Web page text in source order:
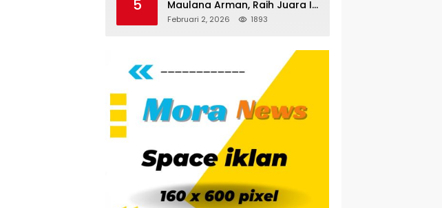
5
Maulana Arman, Raih Juara I
Taekwondo Junior Putra di
Februari 2, 2026 1893